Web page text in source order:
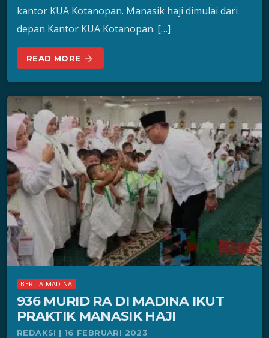
kantor KUA Kotanopan. Manasik haji dimulai dari
depan Kantor KUA Kotanopan. […]
READ MORE arrow_forward
BERITA MADINA
936 MURID RA DI MADINA IKUT
PRAKTIK MANASIK HAJI
REDAKSI | 16 FEBRUARI 2023